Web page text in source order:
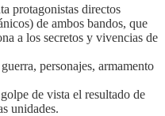
protagonistas directos
de ambos bandos, que
a los secretos y vivencias de
personajes, armamento
de vista el resultado de
unidades.